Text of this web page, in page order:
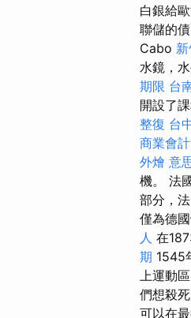
白銀給
聯儲的
Cabo
水鏡，
期限 台
開設了
整復 台
商業會
外燴 意
機。 法
部分，
僅為德
人 在
期 1545
上運動
們想殺
可以在